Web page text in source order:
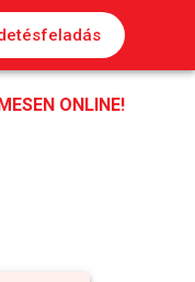
ONLINE!